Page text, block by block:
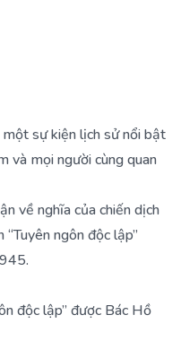
sự kiện lịch sử nổi bật
và mọi người cùng quan
về nghĩa của chiến dịch
ngôn độc lập”
độc lập” được Bác Hồ